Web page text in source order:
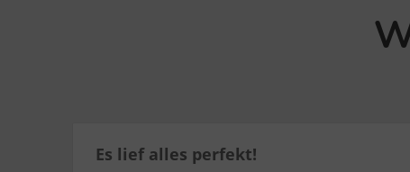
Es lief alles perfekt!